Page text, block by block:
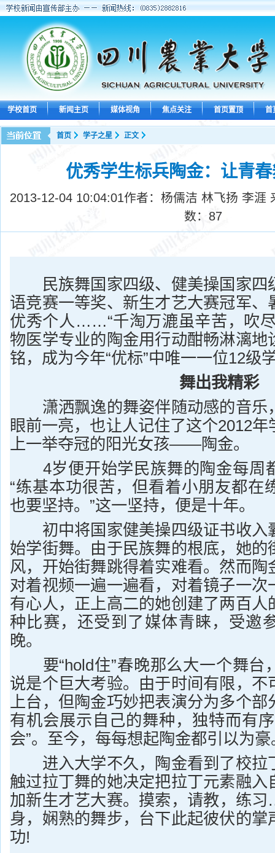
学校首页 新闻主页 媒体视角 焦点关注 首页置顶 首
首页 学子之星 正文
优秀学生标兵陶金：让青
2013-12-04 10:04:01作者：杨儒洁 林飞扬 李涯
数： 87
民族舞国家四级、健美操国家四
语竞赛一等奖、新生才艺大赛冠军、
优秀个人……“千淘万漉虽辛苦，吹
物医学专业的陶金用行动酣畅淋漓地
铭，成为今年“优标”中唯一一位12级
舞出我精彩
潇洒飘逸的舞姿伴随动感的音乐
眼前一亮，也让人记住了这个2012
上一举夺冠的阳光女孩——陶金。
4岁便开始学民族舞的陶金每周
“练基本功很苦，但看着小朋友都在
也要坚持。”这一坚持，便是十年。
初中将国家健美操四级证书收入
始学街舞。由于民族舞的根底，她的
风，开始街舞跳得着实难看。然而陶
对着视频一遍一遍看，对着镜子一次
有心人，正上高二的她创建了两百人
种比赛，还受到了媒体青睐，受邀
晚。
要“hold住”春晚那么大一个舞台
说是个巨大考验。由于时间有限，不
上台，但陶金巧妙把表演分为多个部
有机会展示自己的舞种，独特而有
会”。至今，每每想起陶金都引以为豪
进入大学不久，陶金看到了校拉
触过拉丁舞的她决定把拉丁元素融入
加新生才艺大赛。摸索，请教，练
身，娴熟的舞步，台下此起彼伏的掌
功!